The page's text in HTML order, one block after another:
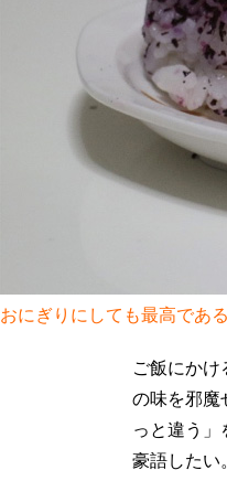
おにぎりにしても最高である
ご飯にかけ
の味を邪魔
っと違う」
豪語したい